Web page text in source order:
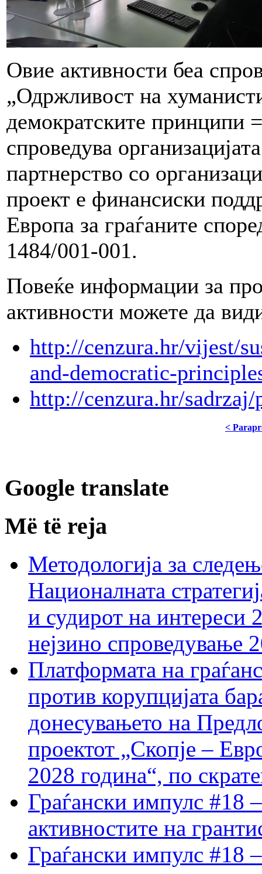
Овие активности беа
„Одржливост на
демократските принципи
спроведува
партнерство со
проект е финансиски
Европа за граѓаните
1484/001-001.
Повеќе информации за
активности можете да
http://cenzura.hr/vijest/
and-democratic-
http://cenzura.hr/
<
Google translate
Më të reja
Методологија за
Националната
и судирот на интереси
нејзино спроведување
Платформата на
против корупцијата
донесувањето на
проектот „Скопје –
2028 година“, по
Граѓански импулс #18
активностите на
Граѓански импулс #18